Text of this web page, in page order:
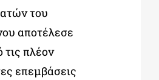
του
αποτέλεσε
τις πλέον
επεμβάσεις